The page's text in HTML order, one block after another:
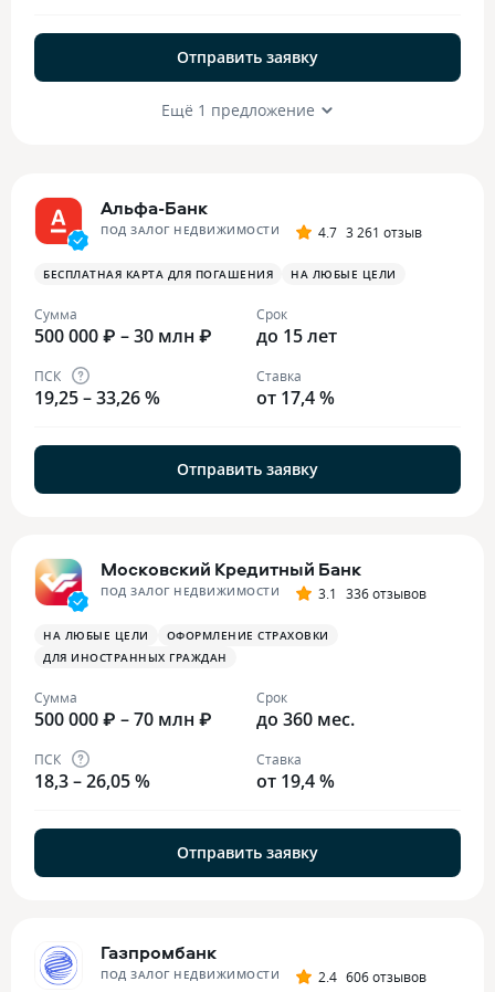
Отправить заявку
Ещё 1 предложение
Альфа-Банк
ПОД ЗАЛОГ НЕДВИЖИМОСТИ 4.7 3 261 отзыв
БЕСПЛАТНАЯ КАРТА ДЛЯ ПОГАШЕНИЯ НА ЛЮБЫЕ ЦЕЛИ
Сумма
500 000 ₽ – 30 млн ₽
Срок
до 15 лет
ПСК
19,25 – 33,26 %
Ставка
от 17,4 %
Отправить заявку
Московский Кредитный Банк
ПОД ЗАЛОГ НЕДВИЖИМОСТИ 3.1 336 отзывов
НА ЛЮБЫЕ ЦЕЛИ
ОФОРМЛЕНИЕ СТРАХОВКИ
ДЛЯ ИНОСТРАННЫХ ГРАЖДАН
Сумма
500 000 ₽ – 70 млн ₽
Срок
до 360 мес.
ПСК
18,3 – 26,05 %
Ставка
от 19,4 %
Отправить заявку
Газпромбанк
ПОД ЗАЛОГ НЕДВИЖИМОСТИ 2.4 606 отзывов